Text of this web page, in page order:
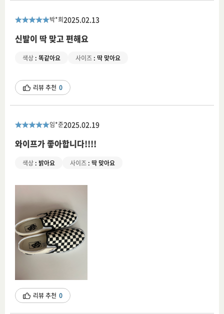
박*희2025.02.13
신발이 딱 맞고 편해요
색상 : 똑같아요 사이즈 : 딱 맞아요
리뷰 추천 0
임*준2025.02.19
와이프가 좋아합니다!!!!
색상 : 밝아요 사이즈 : 딱 맞아요
리뷰 추천 0